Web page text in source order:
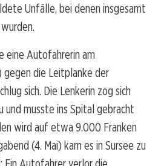
Unfälle, bei denen insgesamt
eine Autofahrerin am
gegen die Leitplanke der
sich. Die Lenkerin zog sich
und musste ins Spital gebracht
wird auf etwa 9.000 Franken
(4. Mai) kam es in Sursee zu